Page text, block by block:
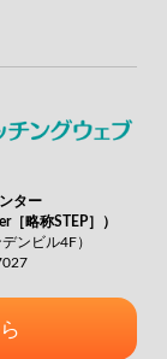
ター
略称STEP］）
ンビル4F）